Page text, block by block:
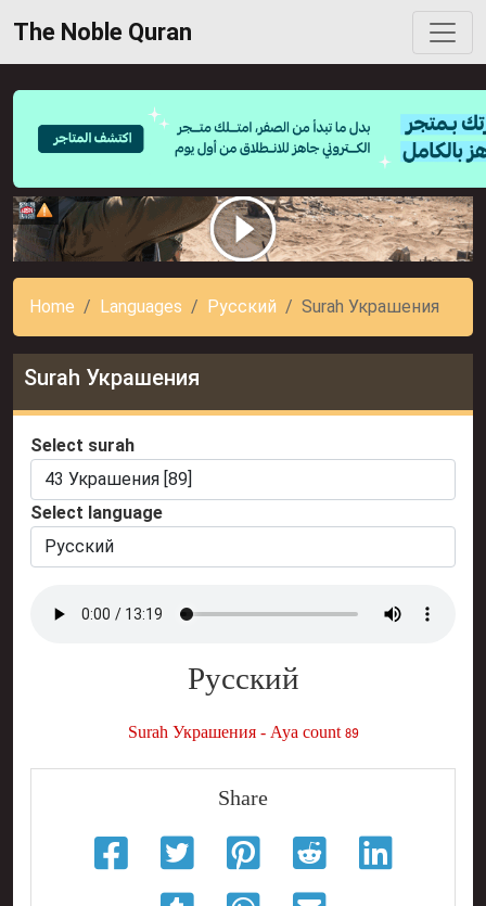
The Noble Quran
Home Languages Русский Surah Украшения
Surah Украшения
Select surah
Select language
Русский
Surah Украшения - Aya count 89
Share